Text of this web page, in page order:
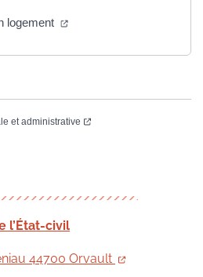
logement
et administrative
l’État-civil
44700 Orvault